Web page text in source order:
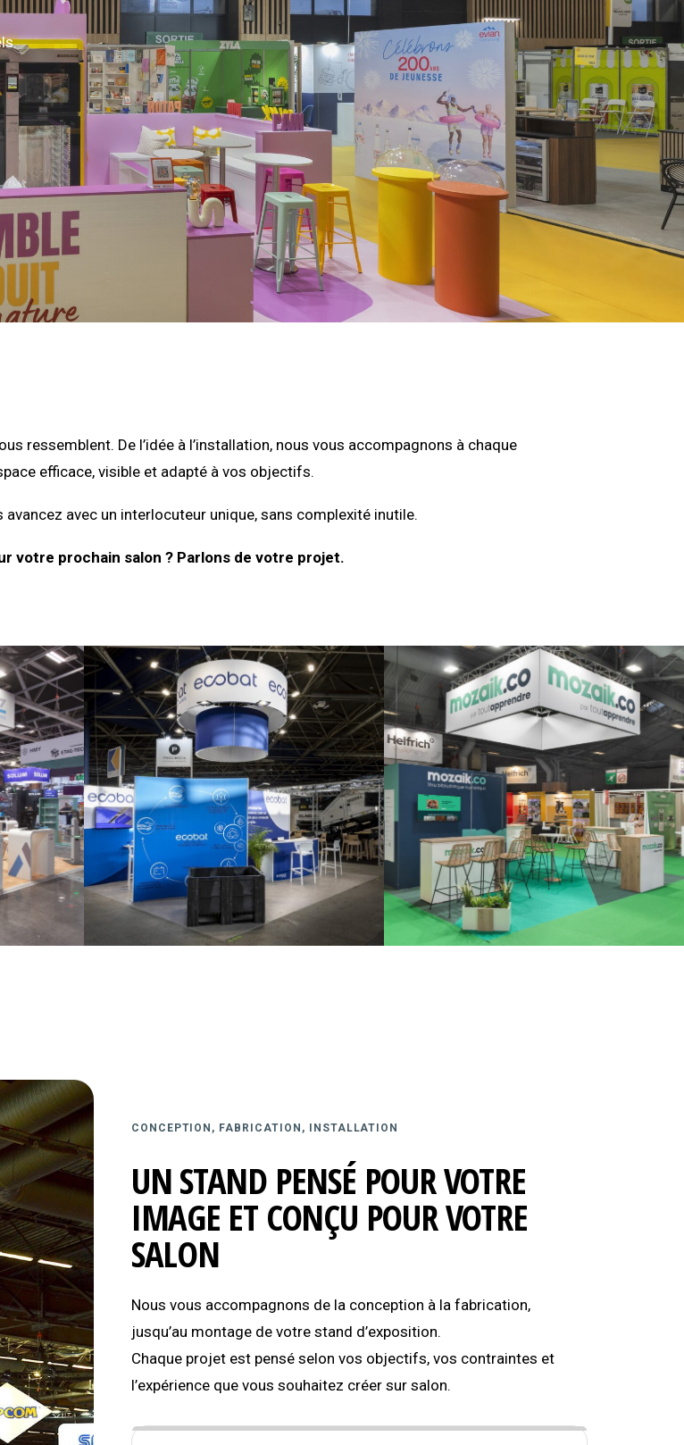
ressemblent. De l’idée à l’installation, nous vous accompagnons à chaque
efficace, visible et adapté à vos objectifs.
avec un interlocuteur unique, sans complexité inutile.
votre prochain salon ? Parlons de votre projet.
CONCEPTION, FABRICATION, INSTALLATION
UN STAND PENSÉ POUR VOTRE
IMAGE ET CONÇU POUR VOTRE
SALON
Nous vous accompagnons de la conception à la fabrication,
jusqu’au montage de votre stand d’exposition.
Chaque projet est pensé selon vos objectifs, vos contraintes et
l’expérience que vous souhaitez créer sur salon.